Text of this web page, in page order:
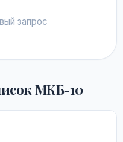
запрос
МКБ-10